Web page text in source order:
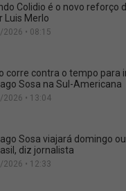
Colidio é o novo reforço
Luis Merlo
• 08:15
corre contra o tempo para
Sosa na Sul-Americana
• 13:04
Sosa viajará domingo
diz jornalista
• 12:33